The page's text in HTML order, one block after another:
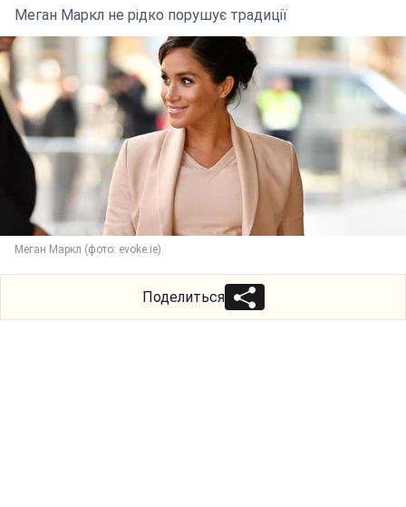
Меган Маркл не рідко порушує традиції
Меган Маркл (фото: evoke.ie)
Поделиться